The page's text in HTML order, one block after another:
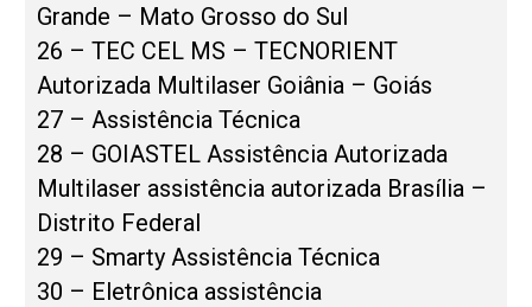
Grande – Mato Grosso do Sul
26 – TEC CEL MS – TECNORIENT
Autorizada Multilaser Goiânia – Goiás
27 – Assistência Técnica
28 – GOIASTEL Assistência Autorizada
Multilaser assistência autorizada Brasília –
Distrito Federal
29 – Smarty Assistência Técnica
30 – Eletrônica assistência